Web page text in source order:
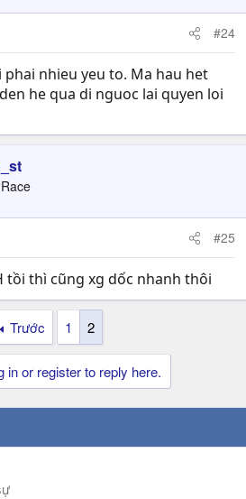
#24
nhieu yeu to. Ma hau het
he qua di nguoc lai quyen loi
#25
tồi thì cũng xg dốc nhanh thôi
Trước 1 2
in or register to reply here.